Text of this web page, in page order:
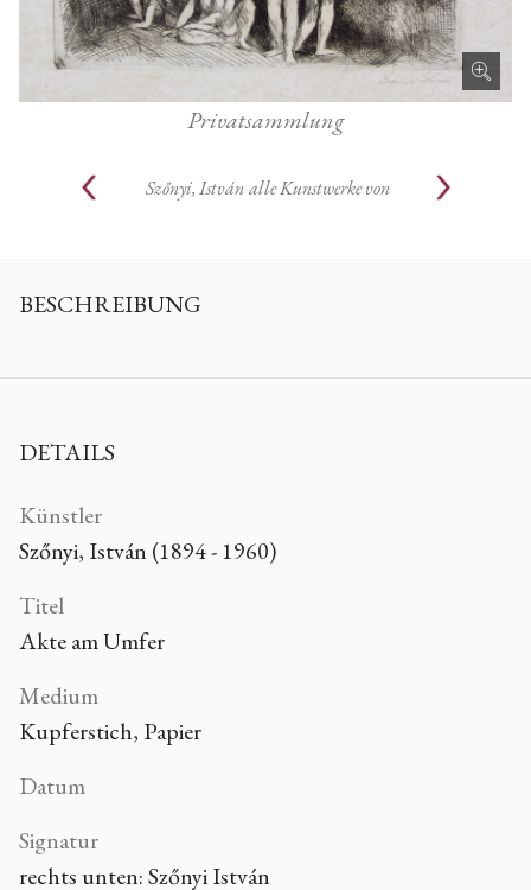
Privatsammlung
Szőnyi, Istvánalle Kunstwerke von
BESCHREIBUNG
DETAILS
Künstler
Szőnyi, István (1894 - 1960)
Titel
Akte am Umfer
Medium
Kupferstich, Papier
Datum
Signatur
rechts unten: Szőnyi István